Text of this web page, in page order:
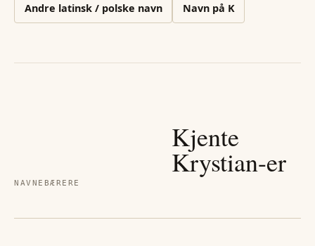
Andre latinsk / polske navn Navn på K
NAVNEBÆRERE
Kjente
Krystian-er